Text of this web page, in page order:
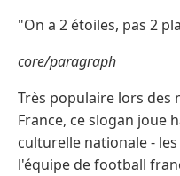
"On a 2 étoiles, pas 2
core/paragraph
Très populaire lors des
France, ce slogan joue
culturelle nationale -
l'équipe de football